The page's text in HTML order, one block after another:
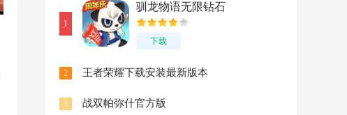
1
驯龙物语无限钻石
下载
2 王者荣耀下载安装最新版本
3 战双帕弥什官方版